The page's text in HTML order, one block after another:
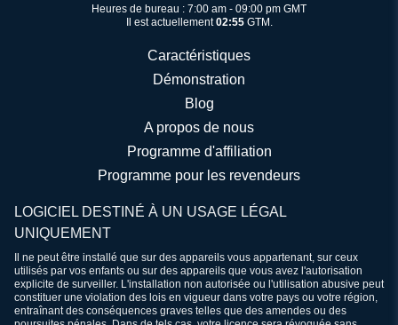
Heures de bureau : 7:00 am - 09:00 pm GMT
Il est actuellement02:55GTM.
Caractéristiques
Démonstration
Blog
A propos de nous
Programme d'affiliation
Programme pour les revendeurs
LOGICIEL DESTINÉ À UN USAGE LÉGAL
UNIQUEMENT
Il ne peut être installé que sur des appareils vous appartenant, sur ceux
utilisés par vos enfants ou sur des appareils que vous avez l'autorisation
explicite de surveiller. L'installation non autorisée ou l'utilisation abusive peut
constituer une violation des lois en vigueur dans votre pays ou votre région,
entraînant des conséquences graves telles que des amendes ou des